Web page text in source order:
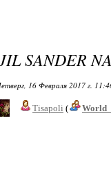
SANDER
16 Февраля 2017 г.
Tisapoli (